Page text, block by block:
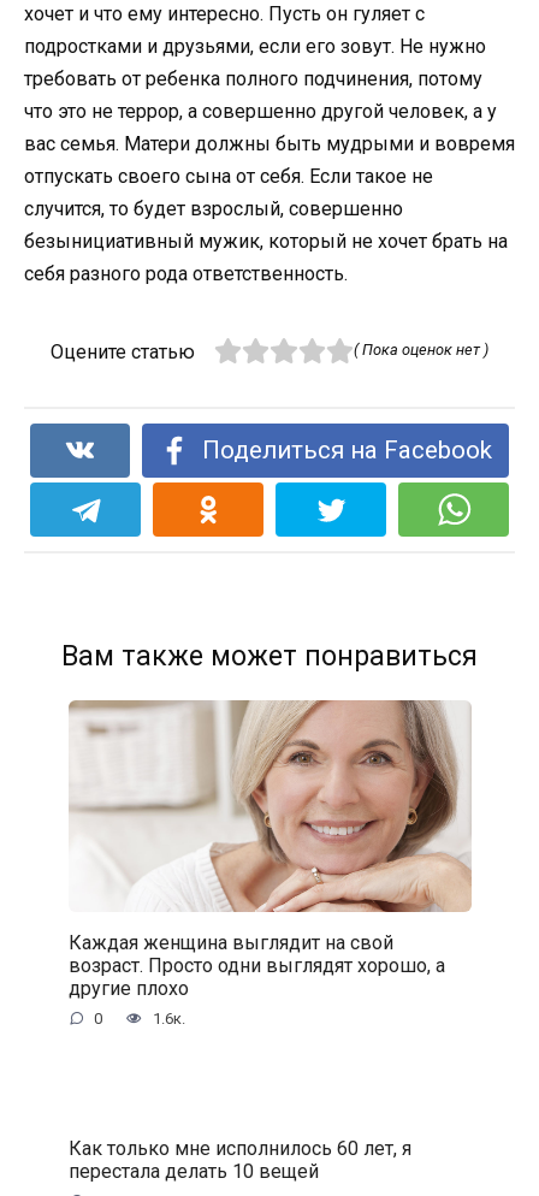
хочет и что ему интересно. Пусть он гуляет с
подростками и друзьями, если его зовут. Не нужно
требовать от ребенка полного подчинения, потому
что это не террор, а совершенно другой человек, а у
вас семья. Матери должны быть мудрыми и вовремя
отпускать своего сына от себя. Если такое не
случится, то будет взрослый, совершенно
безынициативный мужик, который не хочет брать на
себя разного рода ответственность.
Оцените статью ( Пока оценок нет )
Поделиться на Facebook
Вам также может понравиться
Каждая женщина выглядит на свой
возраст. Просто одни выглядят хорошо, а
другие плохо
0 1.6к.
Как только мне исполнилось 60 лет, я
перестала делать 10 вещей